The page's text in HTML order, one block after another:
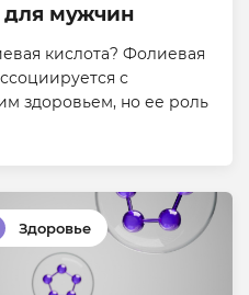
для мужчин
кислота? Фолиевая
с
здоровьем, но ее роль
Здоровье